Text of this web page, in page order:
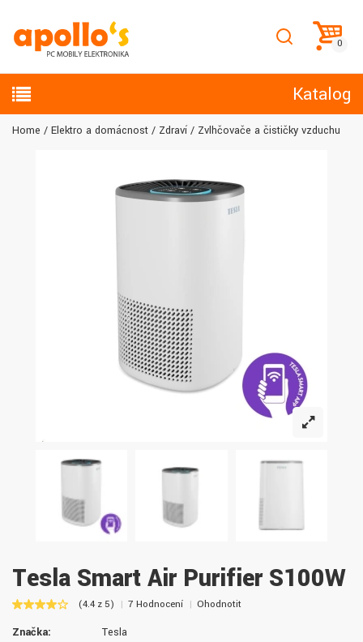
Katalog
Home Elektro a domácnost Zdraví Zvlhčovače a čističky vzduchu
Tesla Smart Air Purifier S100W
(4.4 z 5) 7 Hodnocení Ohodnotit
Značka:
Tesla